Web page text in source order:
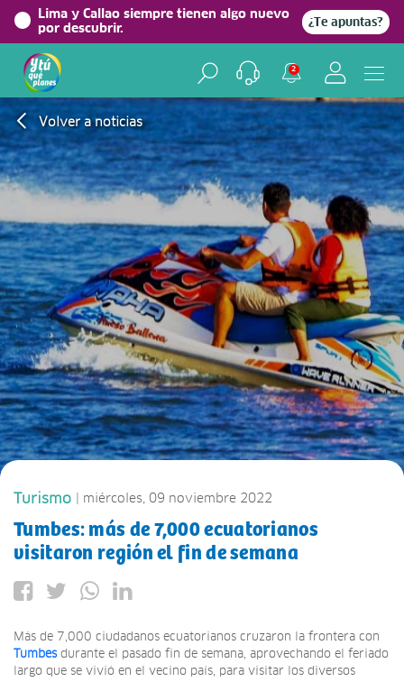
Lima y Callao siempre tienen algo nuevo
por descubrir.
¿Te apuntas?
2
Volver a noticias
Turismo | miércoles, 09 noviembre 2022
Tumbes: más de 7,000 ecuatorianos
visitaron región el fin de semana
Más de 7,000 ciudadanos ecuatorianos cruzaron la frontera con
Tumbesdurante el pasado fin de semana, aprovechando el feriado
largo que se vivió en el vecino país, para visitar los diversos